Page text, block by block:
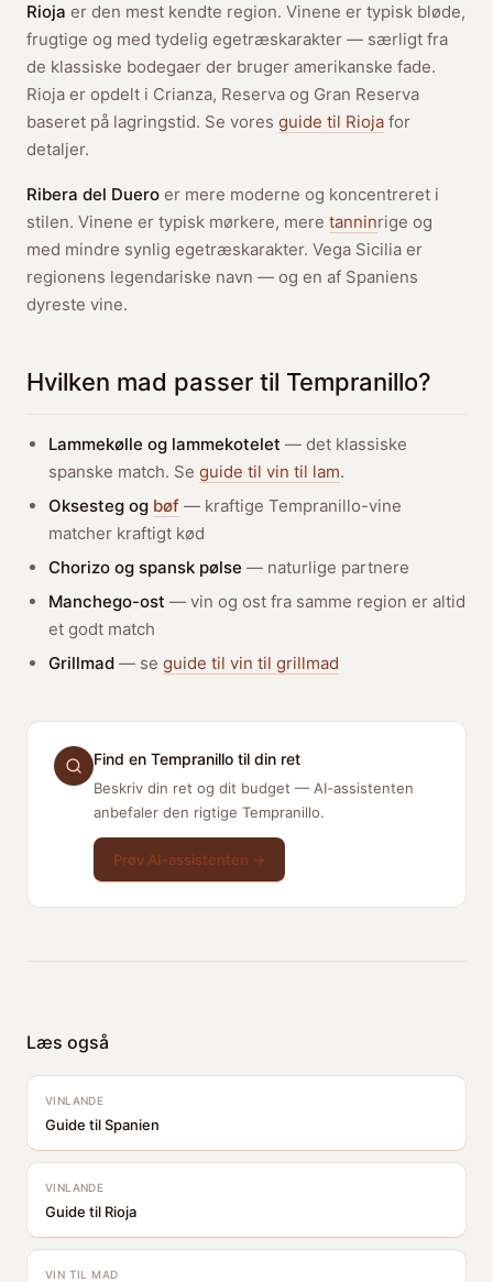
Rioja er den mest kendte region. Vinene er typisk bløde,
frugtige og med tydelig egetræskarakter — særligt fra
de klassiske bodegaer der bruger amerikanske fade.
Rioja er opdelt i Crianza, Reserva og Gran Reserva
baseret på lagringstid. Se vores guide til Rioja for
detaljer.
Ribera del Duero er mere moderne og koncentreret i
stilen. Vinene er typisk mørkere, mere tanninrige og
med mindre synlig egetræskarakter. Vega Sicilia er
regionens legendariske navn — og en af Spaniens
dyreste vine.
Hvilken mad passer til Tempranillo?
Lammekølle og lammekotelet — det klassiske
spanske match. Se guide til vin til lam.
Oksesteg og bøf — kraftige Tempranillo-vine
matcher kraftigt kød
Chorizo og spansk pølse — naturlige partnere
Manchego-ost — vin og ost fra samme region er altid
et godt match
Grillmad — se guide til vin til grillmad
Find en Tempranillo til din ret
Beskriv din ret og dit budget — AI-assistenten
anbefaler den rigtige Tempranillo.
Prøv AI-assistenten →
Læs også
VINLANDE
Guide til Spanien
VINLANDE
Guide til Rioja
VIN TIL MAD